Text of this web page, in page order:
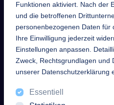
Funktionen aktiviert. Nach der
und die betroffenen
personenbezogenen Daten für
Ihre Einwilligung jederzeit
Einstellungen anpassen.
Zweck, Rechtsgrundlagen und
unserer Datenschutzerklärung
Essentiell
Großmannstraße 17
63808 Haibach
Telefon
+49 6021 632352
Mail
info [at] enteksystems [dot]